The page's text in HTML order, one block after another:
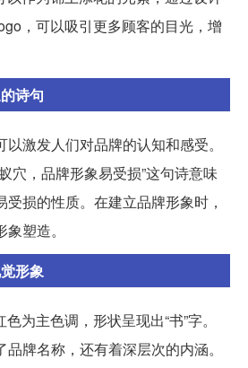
，可以吸引更多顾客的目光，增
诗句
激发人们对品牌的认知和感受。
穴，品牌形象易受损”这句诗意味
损的性质。在建立品牌形象时，
塑造。
形象
为主色调，形状呈现出“书”字。
牌名称，还有着深层次的内涵。